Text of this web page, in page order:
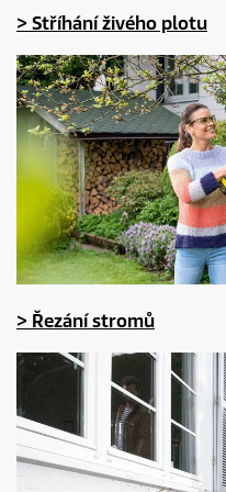
> Stříhání živého plotu
> Řezání stromů